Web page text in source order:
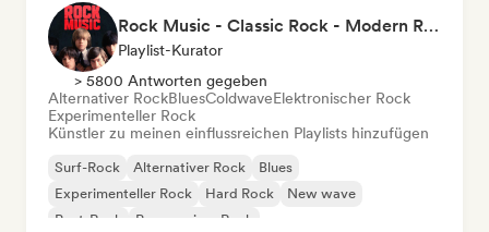
Rock Music - Classic Rock - Modern Rock
Playlist-Kurator
> 5800 Antworten gegeben
Alternativer RockBluesColdwaveElektronischer Rock
Experimenteller Rock
Künstler zu meinen einflussreichen Playlists hinzufügen
Surf-Rock Alternativer Rock
Blues
Experimenteller Rock
Hard Rock
New wave
Post-Rock
Progressiver Rock